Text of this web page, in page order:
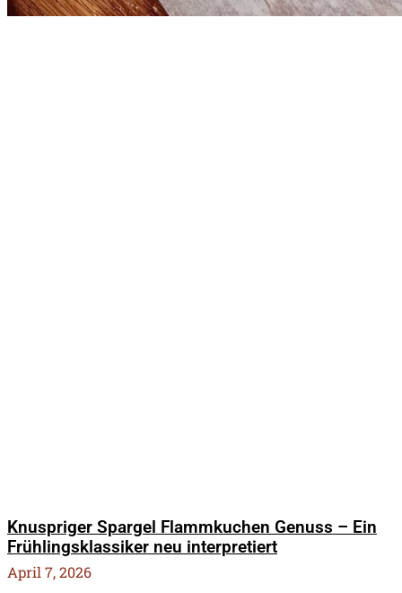
Knuspriger Spargel Flammkuchen Genuss – Ein
Frühlingsklassiker neu interpretiert
April 7, 2026